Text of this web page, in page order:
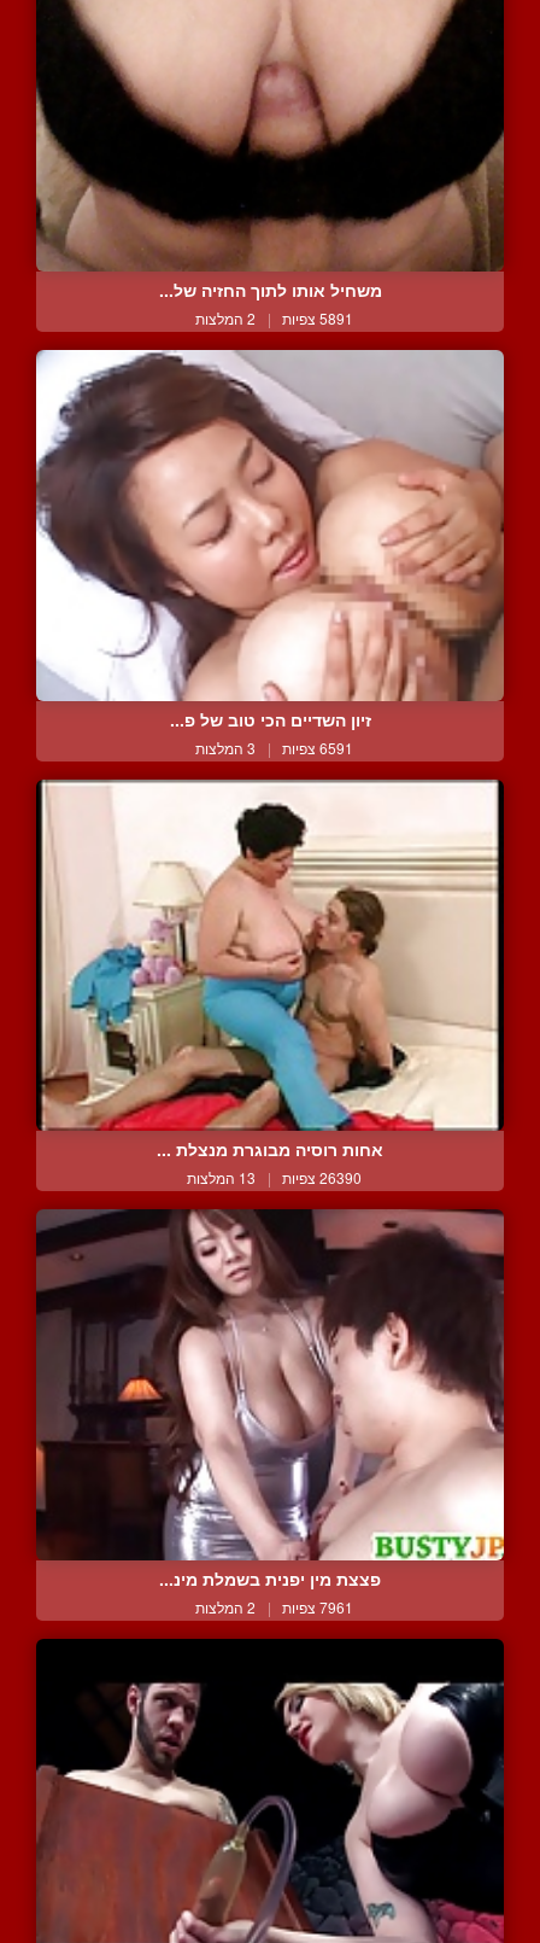
משחיל אותו לתוך החזיה של...
5891 צפיות | 2 המלצות
זיון השדיים הכי טוב של פ...
6591 צפיות | 3 המלצות
אחות רוסיה מבוגרת מנצלת ...
26390 צפיות | 13 המלצות
פצצת מין יפנית בשמלת מינ...
7961 צפיות | 2 המלצות